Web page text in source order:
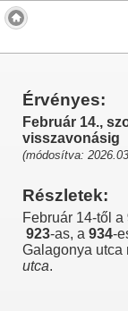
Érvényes:
Február 14.,
visszavonásig
(módosítva:
Részletek:
Február 14-től a
923-as, a 934-
Galagonya utca
utca.